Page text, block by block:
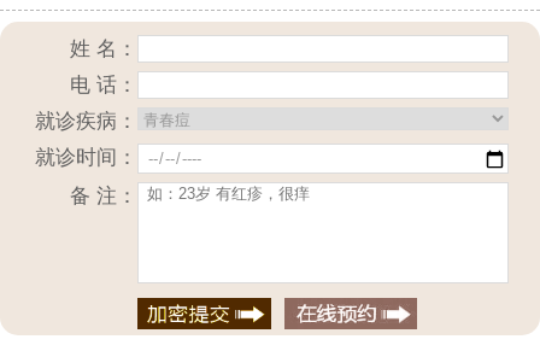
姓 名：
电 话：
就诊疾病：
就诊时间：
备 注：